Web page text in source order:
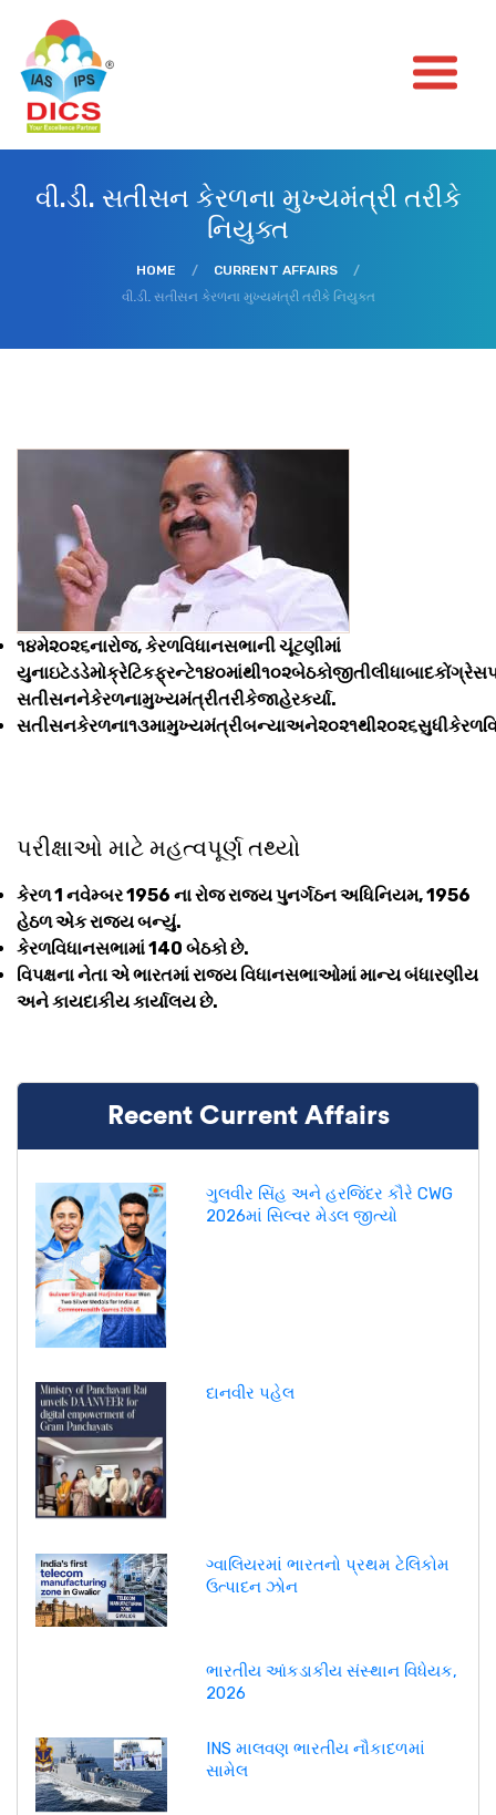
વી.ડી. સતીસન કેરળના મુખ્યમંત્રી તરીકે
નિયુક્ત
HOME / CURRENT AFFAIRS
/
વી.ડી. સતીસન કેરળના મુખ્યમંત્રી તરીકે નિયુક્ત
૧૪મે૨૦૨૬નારોજ, કેરળવિધાનસભાની ચૂંટણીમાં
સતીસનનેકેરળનામુખ્યમંત્રીતરીકેજાહેરકર્યા.
પરીક્ષાઓ માટે મહત્વપૂર્ણ તથ્યો
કેરળ 1 નવેમ્બર 1956 ના રોજ રાજ્ય પુનર્ગઠન અધિનિયમ, 1956
હેઠળ એક રાજ્ય બન્યું.
કેરળવિધાનસભામાં 140 બેઠકો છે.
વિપક્ષના નેતા એ ભારતમાં રાજ્ય વિધાનસભાઓમાં માન્ય બંધારણીય
અને કાયદાકીય કાર્યાલય છે.
Recent Current Affairs
ગુલવીર સિંહ અને હરજિંદર કૌરે CWG
2026માં સિલ્વર મેડલ જીત્યો
દાનવીર પહેલ
ગ્વાલિયરમાં ભારતનો પ્રથમ ટેલિકોમ
ઉત્પાદન ઝોન
ભારતીય આંકડાકીય સંસ્થાન વિધેયક,
2026
INS માલવણ ભારતીય નૌકાદળમાં
સામેલ